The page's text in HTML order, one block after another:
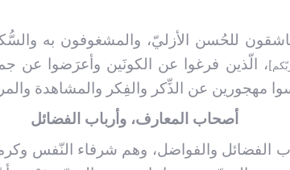
للحُسن الأزليّ، والمشغوفون به
، الّذين فرغوا عن الكونَين وأعرَضوا عن
مهجورين عن الذِّكر والفِكر والمشاهدة
أصحاب المعارف، وأرباب الفضائل
الفضائل والفواضل، وهم شرفاء النّفس